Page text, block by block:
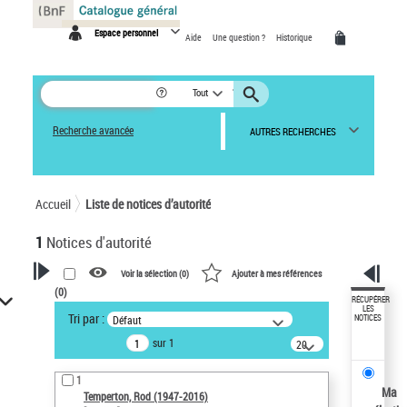
Espace personnel Aide Une question ? Historique
Tout
Recherche avancée AUTRES RECHERCHES
Accueil Liste de notices d’autorité
1 Notices d'autorité
VOTRE RECHERCHE
Recherche avancée dans les
notices d’autorité
Œuvres liées à l'auteur :
Temperton, Rod (1947-2016)
Voir la sélection (0) Ajouter à mes références
(0)
Tri par : Défaut
sur 1
20
résultats/page
1
Temperton, Rod (1947-2016)
RÉCUPÉRER
LES
NOTICES
Ma
Panneau de gestion des cookies